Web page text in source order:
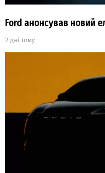
Ford анонсував новий
2 дні тому